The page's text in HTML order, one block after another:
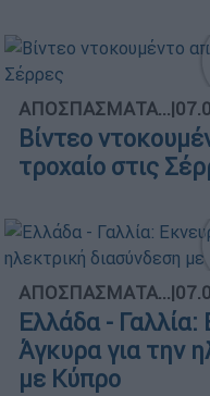
ΑΠΟΣΠΑΣΜΑΤΑ...|
Βίντεο
τροχαίο στις
ΑΠΟΣΠΑΣΜΑΤΑ...|
Ελλάδα -
Άγκυρα για την
με Κύπρο